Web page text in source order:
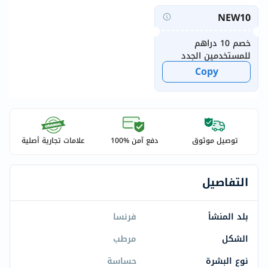
NEW10
خصم 10 دراهم
للمستخدمين الجدد
Copy
توصيل موثوق دفع آمن %100 علامات تجارية أصلية
التفاصيل
بلد المنشأ
فرنسا
الشكل
مرطب
نوع البشرة
حساسة